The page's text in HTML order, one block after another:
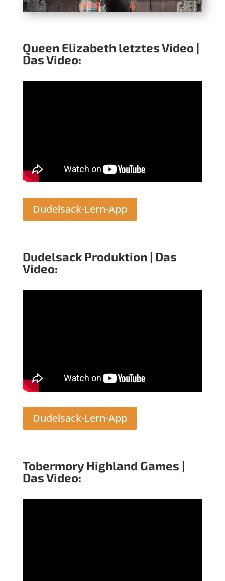
Queen Elizabeth letztes Video |
Das Video:
Dudelsack-Lern-App
Dudelsack Produktion | Das
Video:
Dudelsack-Lern-App
Tobermory Highland Games |
Das Video: